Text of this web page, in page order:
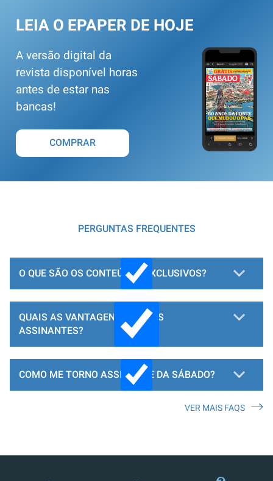
LEIA O EPAPER DE HOJE
A versão digital da
revista disponível horas
antes de estar nas
bancas!
COMPRAR
PERGUNTAS FREQUENTES
O QUE SÃO OS CONTEÚDOS EXCLUSIVOS?
QUAIS AS VANTAGENS PARA OS
ASSINANTES?
COMO ME TORNO ASSINANTE DA SÁBADO?
VER MAIS FAQS